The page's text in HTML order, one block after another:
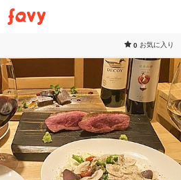
0 お気に入り